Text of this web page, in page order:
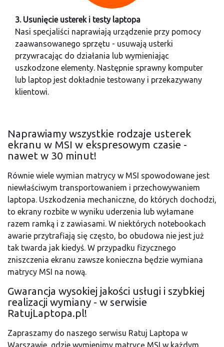
3. Usunięcie usterek i testy laptopa
Nasi specjaliści naprawiają urządzenie przy pomocy
zaawansowanego sprzętu - usuwają usterki
przywracając do działania lub wymieniając
uszkodzone elementy. Następnie sprawny komputer
lub laptop jest dokładnie testowany i przekazywany
klientowi.
Naprawiamy wszystkie rodzaje usterek
ekranu w MSI w ekspresowym czasie -
nawet w 30 minut!
Równie wiele wymian matrycy w MSI spowodowane jest
niewłaściwym transportowaniem i przechowywaniem
laptopa. Uszkodzenia mechaniczne, do których dochodzi,
to ekrany rozbite w wyniku uderzenia lub wyłamane
razem ramką i z zawiasami. W niektórych notebookach
awarie przytrafiają się często, bo obudowa nie jest już
tak twarda jak kiedyś. W przypadku fizycznego
zniszczenia ekranu zawsze konieczna będzie wymiana
matrycy MSI na nową.
Gwarancja wysokiej jakości usługi i szybkiej
realizacji wymiany - w serwisie
RatujLaptopa.pl!
Zapraszamy do naszego serwisu Ratuj Laptopa w
Warszawie, gdzie wymienimy matrycę MSI w każdym